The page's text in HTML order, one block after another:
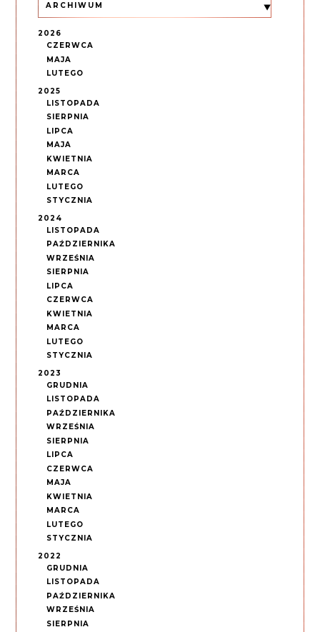
ARCHIWUM
2026
CZERWCA
MAJA
LUTEGO
2025
LISTOPADA
SIERPNIA
LIPCA
MAJA
KWIETNIA
MARCA
LUTEGO
STYCZNIA
2024
LISTOPADA
PAŹDZIERNIKA
WRZEŚNIA
SIERPNIA
LIPCA
CZERWCA
KWIETNIA
MARCA
LUTEGO
STYCZNIA
2023
GRUDNIA
LISTOPADA
PAŹDZIERNIKA
WRZEŚNIA
SIERPNIA
LIPCA
CZERWCA
MAJA
KWIETNIA
MARCA
LUTEGO
STYCZNIA
2022
GRUDNIA
LISTOPADA
PAŹDZIERNIKA
WRZEŚNIA
SIERPNIA